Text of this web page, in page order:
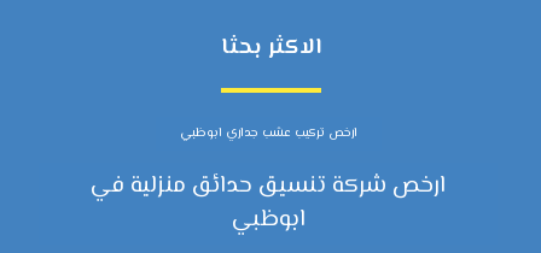
الاكثر بحثا
ارخص تركيب عشب جداري ابوظبي
ارخص شركة تنسيق حدائق منزلية في
ابوظبي